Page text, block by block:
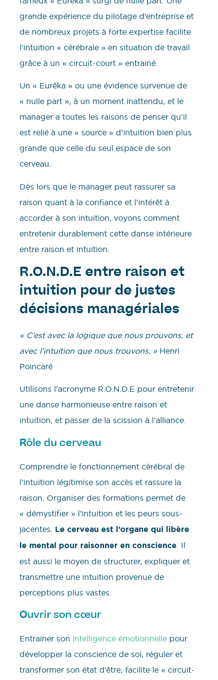
grande expérience du pilotage d’entreprise et
de nombreux projets à forte expertise facilite
l’intuition « cérébrale » en situation de travail
grâce à un « circuit-court » entrainé.
Un « Eurêka » ou une évidence survenue de
« nulle part », à un moment inattendu, et le
manager a toutes les raisons de penser qu’il
est relié à une « source » d’intuition bien plus
grande que celle du seul espace de son
cerveau.
Dès lors que le manager peut rassurer sa
raison quant à la confiance et l’intérêt à
accorder à son intuition, voyons comment
entretenir durablement cette danse intérieure
entre raison et intuition.
R.O.N.D.E entre raison et
intuition pour de justes
décisions managériales
« C’est avec la logique que nous prouvons, et
avec l’intuition que nous trouvons. » Henri
Poincaré
Utilisons l’acronyme R.O.N.D.E pour entretenir
une danse harmonieuse entre raison et
intuition, et passer de la scission à l’alliance.
Rôle du cerveau
Comprendre le fonctionnement cérébral de
l’intuition légitimise son accès et rassure la
raison. Organiser des formations permet de
« démystifier » l’intuition et les peurs sous-
jacentes. Le cerveau est l’organe qui libère
le mental pour raisonner en conscience . Il
est aussi le moyen de structurer, expliquer et
transmettre une intuition provenue de
perceptions plus vastes.
Ouvrir son cœur
Entrainer son intelligence émotionnelle pour
développer la conscience de soi, réguler et
transformer son état d’être, facilite le « circuit-